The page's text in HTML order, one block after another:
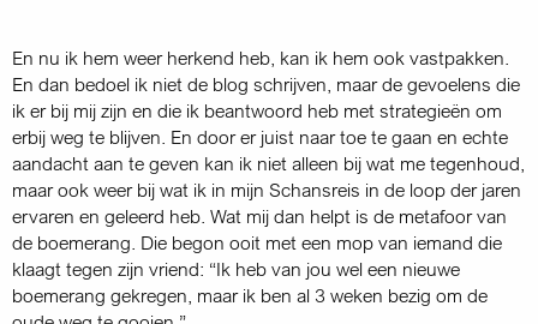
En nu ik hem weer herkend heb, kan ik hem ook vastpakken.
En dan bedoel ik niet de blog schrijven, maar de gevoelens die
ik er bij mij zijn en die ik beant­woord heb met strategieën om
erbij weg te blijven. En door er juist naar toe te gaan en echte
aandacht aan te geven kan ik niet alleen bij wat me tegen­houd,
maar ook weer bij wat ik in mijn Schansreis in de loop der jaren
ervaren en geleerd heb. Wat mij dan helpt is de metafoor van
de boemerang. Die begon ooit met een mop van iemand die
klaagt tegen zijn vriend: “Ik heb van jou wel een nieuwe
boemerang gekregen, maar ik ben al 3 weken bezig om de